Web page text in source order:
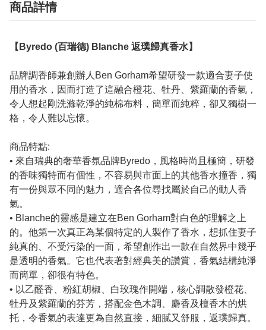
商品詳情
【Byredo (百瑞德) Blanche 返璞歸真香水】
品牌調香師兼創辦人Ben Gorham希望研發一款適合妻子使
用的香水，因而打造了這融合橙花、牡丹、紫羅蘭的香氣，
令人想起剛洗滌乾淨的純棉布料，簡單而純粹，卻又獨樹一
格，令人難以忘懷。
商品特點:
• 來自瑞典的奢華香氛品牌Byredo，風格時尚且極簡，研發
的香味獨特而有個性，不容易與市面上的其他香水撞香，獨
有一份與眾不同的魅力，適合各位尋找屬於自己的動人香
氣。
• Blanche的靈感是建立在Ben Gorham對白色的理解之上
的。他第一次真正為某個特定的人製作了香水，想抓住妻子
純真的、不受污染的一面，希望創作出一款在自然界中幾乎
是透明的香氣。它也代表著對經典美的讚賞，香氣結構純淨
而簡單，卻很有特色。
• 以乙醛香、粉紅胡椒、白玫瑰作開端，核心調散發橙花、
牡丹及紫羅蘭的芬芳，搭配金色木調、麝香及檀香木的烘
托，令香氣的表達更為自然直接，細膩又舒服，返璞歸真。